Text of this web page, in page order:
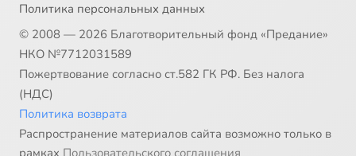
Политика персональных данных
© 2008 — 2026 Благотворительный фонд «Предание»
НКО №7712031589
Пожертвование согласно ст.582 ГК РФ. Без налога
(НДС)
Политика возврата
Распространение материалов сайта возможно только в